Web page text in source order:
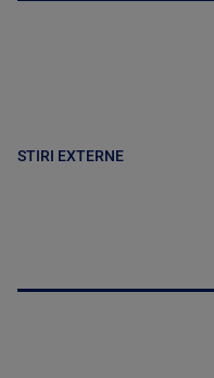
STIRI EXTERNE